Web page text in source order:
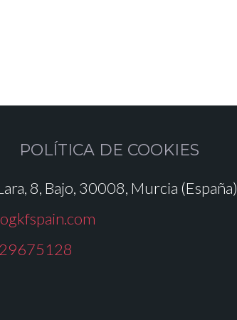
POLÍTICA DE COOKIES
8, Bajo, 30008, Murcia (España)